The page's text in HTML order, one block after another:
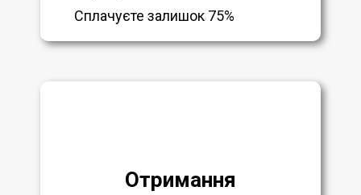
Сплачуєте залишок 75%
Отримання